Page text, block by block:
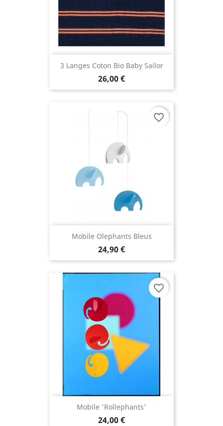
3 Langes Coton Bio Baby Sailor
26,00 €
Mobile Olephants Bleus
24,90 €
favorite_border
Mobile 'Rollephants'
24,00 €
favorite_border